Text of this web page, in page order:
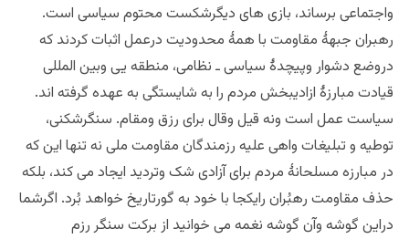
واجتماعی برساند، بازی های دیگرشکست محتوم سیاسی است.
رهبران جبهۀ مقاومت با همۀ محدودیت درعمل اثبات کردند که
دروضع دشوار وپیچدۀ سیاسی ـ نظامی، منطقه یی وبین المللی
قیادت مبارزۀ ازادیبخش مردم را به شایستگی به عهده گرفته اند.
سیاست عمل است ونه قیل وقال برای رزق ومقام. سنگرشکنی،
توطیه و تبلیغات واهی علیه رزمندگان مقاومت ملی نه تنها این که
در مبارزه مسلحانۀ مردم برای آزادی شک وتردید ایجاد می کند، بلکه
حذف مقاومت رهبُران رایکجا با خود به گورتاریخ خواهد بُرد. اگرشما
دراین گوشه وآن گوشه نغمه می خوانید از برکت سنگر رزم